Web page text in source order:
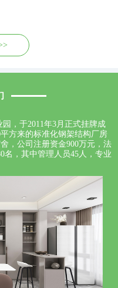
，于2011年3月正式挂牌成
方来的标准化钢架结构厂房
，公司注册资金900万元，法
名，其中管理人员45人，专业